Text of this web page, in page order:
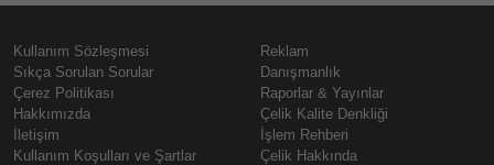
Kullanım Sözleşmesi
Sıkça Sorulan Sorular
Çerez Politikası
Hakkımızda
İletişim
Kullanım Koşulları ve Şartlar
Reklam
Danışmanlık
Raporlar & Yayınlar
Çelik Kalite Denkliği
İşlem Rehberi
Çelik Hakkında